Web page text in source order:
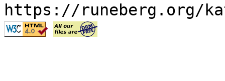
https://runeberg.org/